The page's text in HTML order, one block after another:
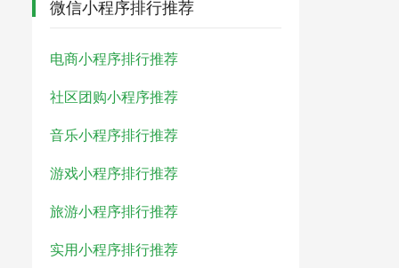
微信小程序排行推荐
电商小程序排行推荐
社区团购小程序推荐
音乐小程序排行推荐
游戏小程序排行推荐
旅游小程序排行推荐
实用小程序排行推荐